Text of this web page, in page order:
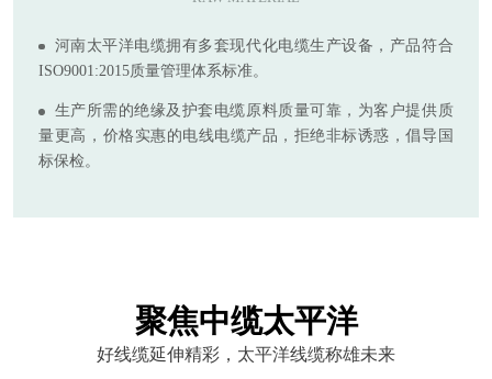
河南太平洋电缆拥有多套现代化电缆生产设备，产品符合
ISO9001:2015质量管理体系标准。
生产所需的绝缘及护套电缆原料质量可靠，为客户提供质
量更高，价格实惠的电线电缆产品，拒绝非标诱惑，倡导国
标保检。
聚焦中缆太平洋
好线缆延伸精彩，太平洋线缆称雄未来